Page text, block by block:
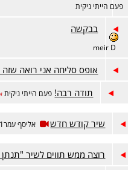
פעם הייתי ניקית
בבקשה
meir D
אופס סליחה אני רואה
תודה רבה! פעם הייתי ניקית
שיר קודש חדש אליסף עמר1
רוצה ממש תווים לשיר